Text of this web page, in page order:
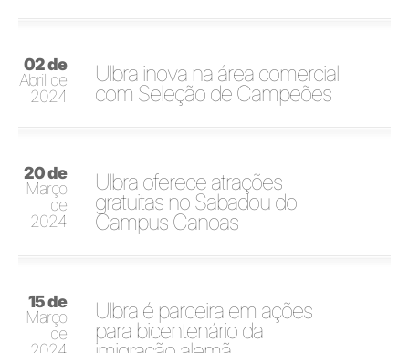
02 de
Abril de
2024
Ulbra inova na área comercial
com Seleção de Campeões
20 de
Março
de
2024
Ulbra oferece atrações
gratuitas no Sabadou do
Campus Canoas
15 de
Março
de
Ulbra é parceira em ações
para bicentenário da